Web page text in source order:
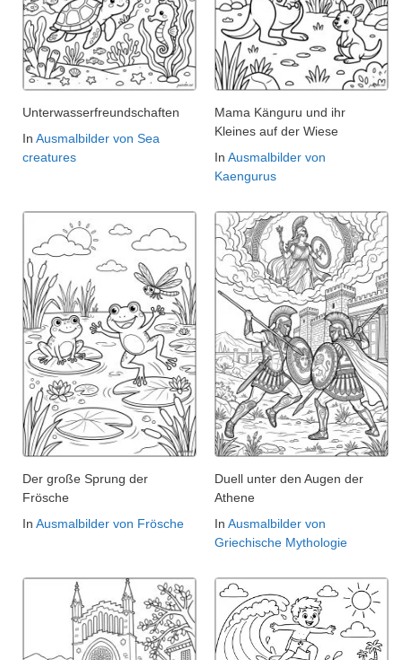
Unterwasserfreundschaften
In Ausmalbilder von Sea
creatures
Mama Känguru und ihr
Kleines auf der Wiese
In Ausmalbilder von
Kaengurus
Der große Sprung der
Frösche
In Ausmalbilder von Frösche
Duell unter den Augen der
Athene
In Ausmalbilder von
Griechische Mythologie